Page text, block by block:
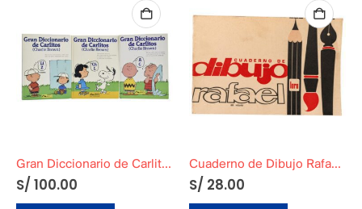
Gran Diccionario de Carlitos (Charlie Brown)
S/ 100.00
Cuaderno de Dibujo Rafael Grande
S/ 28.00